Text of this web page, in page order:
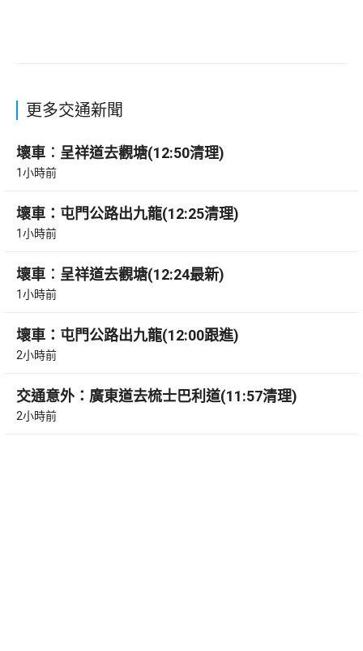
更多交通新聞
壞車︰呈祥道去觀塘(12:50清理)
1小時前
壞車：屯門公路出九龍(12:25清理)
1小時前
壞車︰呈祥道去觀塘(12:24最新)
1小時前
壞車：屯門公路出九龍(12:00跟進)
2小時前
交通意外：廣東道去梳士巴利道(11:57清理)
2小時前